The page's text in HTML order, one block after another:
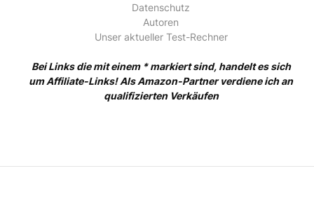
Datenschutz
Autoren
Unser aktueller Test-Rechner
Bei Links die mit einem * markiert sind, handelt es sich
um Affiliate-Links! Als Amazon-Partner verdiene ich an
qualifizierten Verkäufen